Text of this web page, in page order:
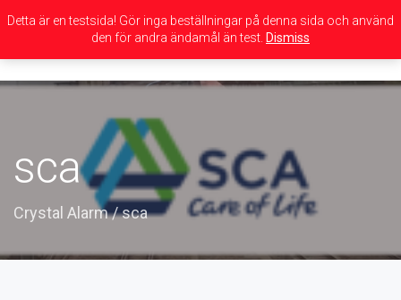
navigation
sca
Crystal Alarm/sca
Detta är en testsida! Gör inga beställningar på denna sida och använd
den för andra ändamål än test. Dismiss